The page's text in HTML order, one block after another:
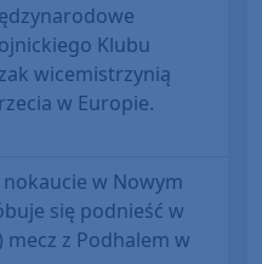
Klubu
wicemistrzynią
w Europie.
nokaucie w Nowym
się podnieść w
mecz z Podhalem w